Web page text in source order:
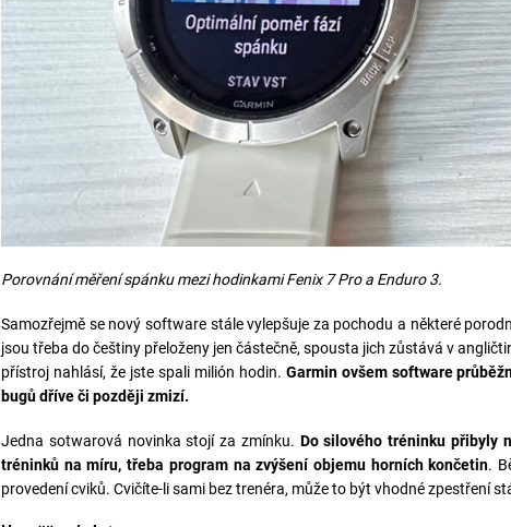
Porovnání měření spánku mezi hodinkami Fenix 7 Pro a Enduro 3.
Samozřejmě se nový software stále vylepšuje za pochodu a některé
jsou třeba do češtiny přeloženy jen částečně, spousta jich zůstává v
přístroj nahlásí, že jste spali milión hodin. Garmin ovšem software
bugů dříve či později zmizí.
Jedna sotwarová novinka stojí za zmínku. Do silového tréninku přibyly
tréninků na míru, třeba program na zvýšení objemu horních končetin.
provedení cviků. Cvičíte-li sami bez trenéra, může to být vhodné zpestření